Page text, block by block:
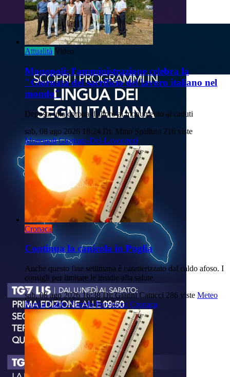
Attualità Video
Monopoli: l'amministrazione celebra la
"Giornata del sacrificio del lavoro italiano nel
mondo"
Deposta una corona d'alloro al monumento ai caduti
sab, 08 ago 2026 18:24 Di: Mino Spalluto 216 viste
Monopoli Giornata-Dei-Lavoratori
Cronaca
Continua la canicola in Puglia
Anche questo fine settimana è caratterizzato dal caldo afoso. I
consigli per limitare le insidie alla salute.
sab, 08 ago 2026 16:38 Di: Gianni Catucci 286 viste Meteo
Puglia Caldo-Torrido Previsioni Cronaca